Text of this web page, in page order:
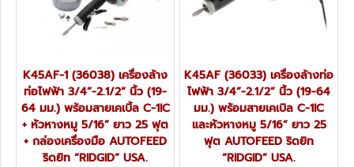
K45AF-1 (36038) เครื่องล้าง
ท่อไฟฟ้า 3/4”-2.1/2” นิ้ว (19-
64 มม.) พร้อมสายเคเบิ้ล C-1IC
+ หัวหางหมู 5/16” ยาว 25 ฟุต
+ กล่องเครื่องมือ AUTOFEED
ริดยิท “RIDGID” USA.
K45AF (36033) เครื่องล้างท่อ
ไฟฟ้า 3/4”-2.1/2” นิ้ว (19-64
มม.) พร้อมสายเคเบิล C-1IC
และหัวหางหมู 5/16” ยาว 25
ฟุต AUTOFEED ริดยิท
“RIDGID” USA.